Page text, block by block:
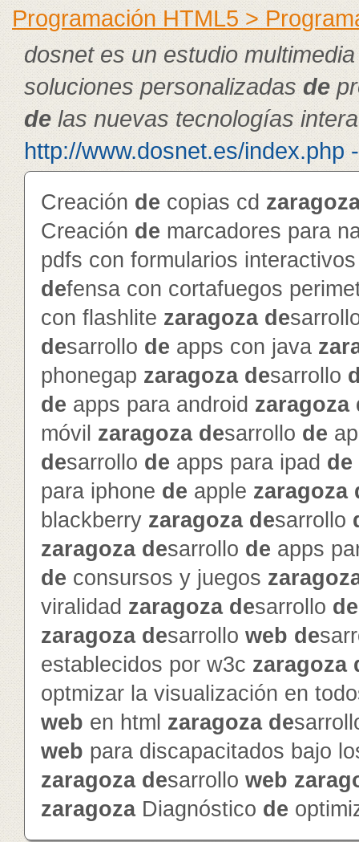
Programación HTML5 >
dosnet es un estudio
soluciones personalizadasde
delas nuevas tecnologías
http://www.dosnet.es/index.php
Creación de copias cd
Creación de marcadores para
pdfs con formularios
defensa con cortafuegos
con flashlite zaragoza de
desarrollo de apps con java
phonegap zaragoza desarrollo
de apps para android zaragoza
móvil zaragoza desarrollo de
desarrollo de apps para ipad de
para iphone de apple zaragoza
blackberry zaragoza desarrollo
zaragoza desarrollo de apps
de consursos y juegos
viralidad zaragoza desarrollo de
zaragoza desarrollo web de
establecidos por w3c zaragoza
optmizar la visualización en
web en html zaragoza de
web para discapacitados bajo
zaragoza desarrollo web
zaragozaDiagnóstico de